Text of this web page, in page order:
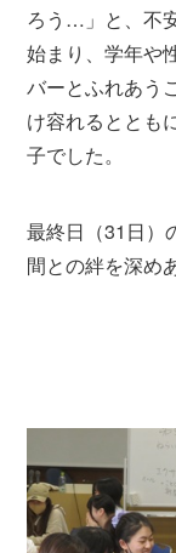
ろう…」と、不
始まり、学年や
バーとふれあう
け容れるととも
子でした。
最終日（31日）
間との絆を深め